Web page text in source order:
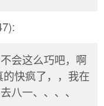
会这么巧吧，啊
快疯了，，我在
八一、、、、